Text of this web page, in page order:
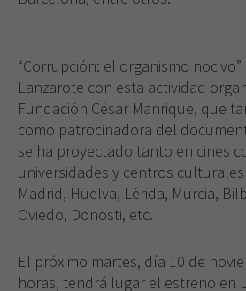
“Corrupción: el organismo
Lanzarote con esta actividad
Fundación César Manrique, que
como patrocinadora del
se ha proyectado tanto en cines
universidades y centros
Madrid, Huelva, Lérida, Murcia,
Oviedo, Donosti, etc.
El próximo martes, día 10 de
horas, tendrá lugar el estreno en